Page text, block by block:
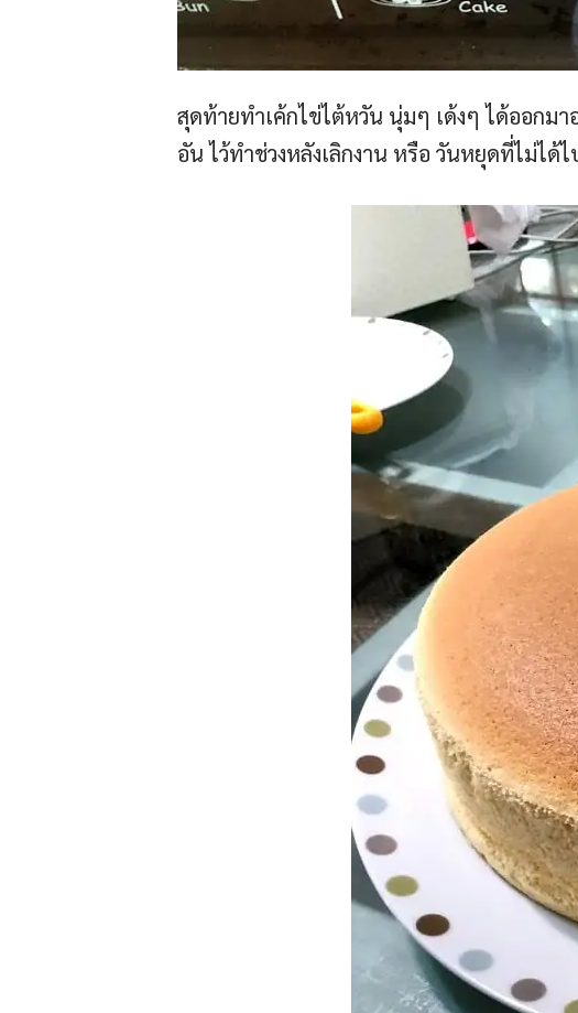
สุดท้ายทำเค้กไข่ไต้หวัน นุ่มๆ เด้งๆ ได้ออกมา
อัน ไว้ทำช่วงหลังเลิกงาน หรือ วันหยุดที่ไม่ได้